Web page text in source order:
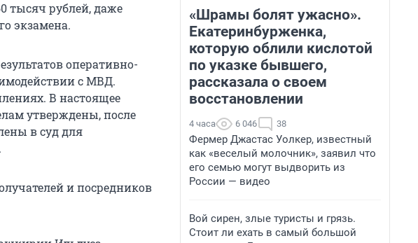
тысяч рублей, даже
экзамена.
оперативно-
с МВД.
В настоящее
утверждены, после
в суд для
и посредников
«Шрамы болят ужасно».
Екатеринбурженка,
которую облили кислотой
по указке бывшего,
рассказала о своем
восстановлении
4 часа 6 046 38
Фермер Джастас Уолкер, известный
как «веселый молочник», заявил что
его семью могут выдворить из
России — видео
Вой сирен, злые туристы и грязь.
Стоит ли ехать в самый большой